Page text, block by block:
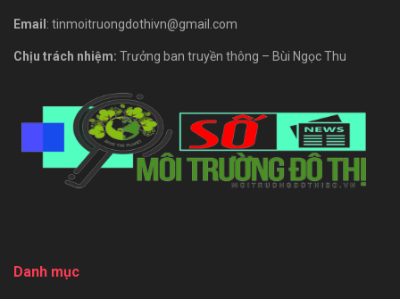
Email : tinmoitruongdothivn@gmail.com
Chịu trách nhiệm: Trưởng ban truyền thông – Bùi Ngọc Thu
Danh mục